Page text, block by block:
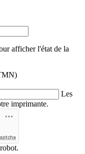
afficher l'état de la
Les
imprimante.